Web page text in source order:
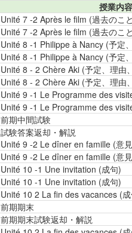
授業内容
Unité 7 -2 Après le film (過去のこ
Unité 7 -2 Après le film (過去のこ
Unité 8 -1 Philippe à Nancy (予定
Unité 8 -1 Philippe à Nancy (予定
Unité 8 - 2 Chère Aki (予定、理由
Unité 8 - 2 Chère Aki (予定、理由
Unité 9 -1 Le Programme des
Unité 9 -1 Le Programme des
前期中間試験
試験答案返却・解説
Unité 9 -2 Le dîner en famille (意
Unité 9 -2 Le dîner en famille (意
Unité 10 -1 Une invitation (成句)
Unité 10 -1 Une invitation (成句)
Unité 10 2 La fin des vacances (
前期期末
前期期末試験返却・解説